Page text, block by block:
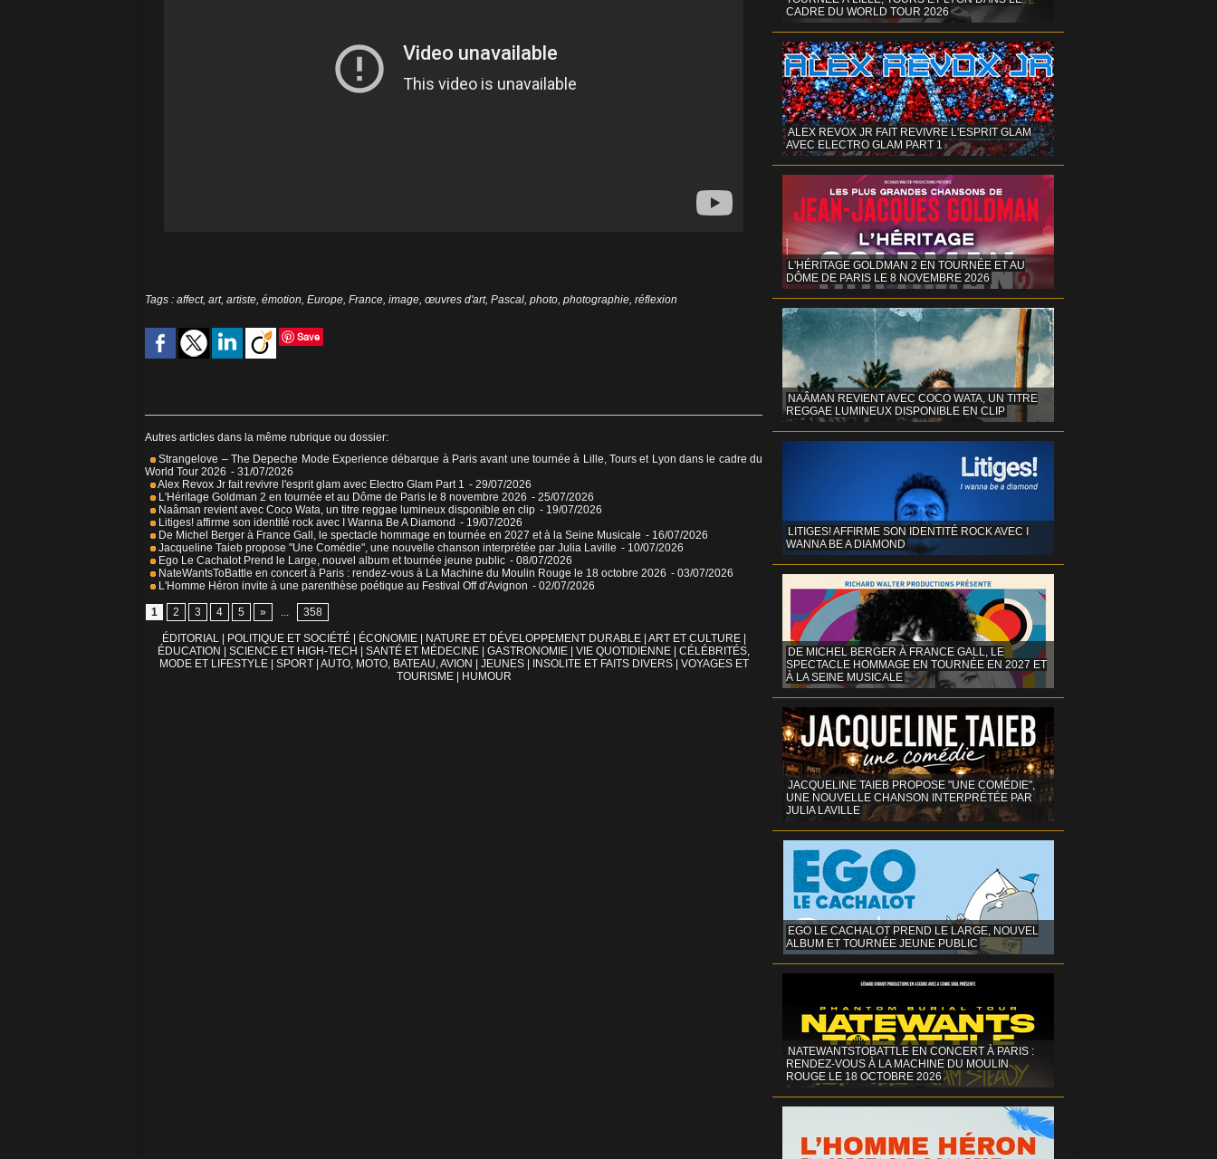
Tags : affect, art, artiste, émotion, Europe, France, image, œuvres d'art, Pascal, photo, photographie, réflexion
Save
Autres articles dans la même rubrique ou dossier:
Strangelove – The Depeche Mode Experience débarque à Paris avant une tournée à Lille, Tours et Lyon dans le cadre du
World Tour 2026 - 31/07/2026
Alex Revox Jr fait revivre l'esprit glam avec Electro Glam Part 1 - 29/07/2026
L'Héritage Goldman 2 en tournée et au Dôme de Paris le 8 novembre 2026 - 25/07/2026
Naâman revient avec Coco Wata, un titre reggae lumineux disponible en clip - 19/07/2026
Litiges! affirme son identité rock avec I Wanna Be A Diamond - 19/07/2026
De Michel Berger à France Gall, le spectacle hommage en tournée en 2027 et à la Seine Musicale - 16/07/2026
Jacqueline Taieb propose "Une Comédie", une nouvelle chanson interprétée par Julia Laville - 10/07/2026
Ego Le Cachalot Prend le Large, nouvel album et tournée jeune public - 08/07/2026
NateWantsToBattle en concert à Paris : rendez-vous à La Machine du Moulin Rouge le 18 octobre 2026 - 03/07/2026
L'Homme Héron invite à une parenthèse poétique au Festival Off d'Avignon - 02/07/2026
1 2 3 4 5 » ... 358
ÉDITORIAL POLITIQUE ET SOCIÉTÉ ÉCONOMIE NATURE ET DÉVELOPPEMENT DURABLE ART ET CULTURE
ÉDUCATION
SCIENCE ET HIGH-TECH SANTÉ ET MÉDECINE GASTRONOMIE VIE QUOTIDIENNE
CÉLÉBRITÉS,
MODE ET LIFESTYLE
SPORT AUTO, MOTO, BATEAU, AVION JEUNES INSOLITE ET FAITS DIVERS
VOYAGES ET
TOURISME
HUMOUR
CADRE DU WORLD TOUR 2026
ALEX REVOX JR FAIT REVIVRE L'ESPRIT GLAM
AVEC ELECTRO GLAM PART 1
L'HÉRITAGE GOLDMAN 2 EN TOURNÉE ET AU
DÔME DE PARIS LE 8 NOVEMBRE 2026
NAÂMAN REVIENT AVEC COCO WATA, UN TITRE
REGGAE LUMINEUX DISPONIBLE EN CLIP
LITIGES! AFFIRME SON IDENTITÉ ROCK AVEC I
WANNA BE A DIAMOND
DE MICHEL BERGER À FRANCE GALL, LE
SPECTACLE HOMMAGE EN TOURNÉE EN 2027 ET
À LA SEINE MUSICALE
JACQUELINE TAIEB PROPOSE "UNE COMÉDIE",
UNE NOUVELLE CHANSON INTERPRÉTÉE PAR
JULIA LAVILLE
EGO LE CACHALOT PREND LE LARGE, NOUVEL
ALBUM ET TOURNÉE JEUNE PUBLIC
NATEWANTSTOBATTLE EN CONCERT À PARIS :
RENDEZ-VOUS À LA MACHINE DU MOULIN
ROUGE LE 18 OCTOBRE 2026